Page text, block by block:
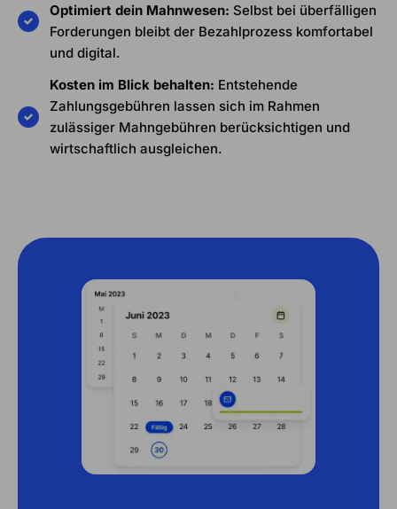
Optimiert dein Mahnwesen: Selbst bei überfälligen
Forderungen bleibt der Bezahlprozess komfortabel
und digital.
Kosten im Blick behalten: Entstehende
Zahlungsgebühren lassen sich im Rahmen
zulässiger Mahngebühren berücksichtigen und
wirtschaftlich ausgleichen.